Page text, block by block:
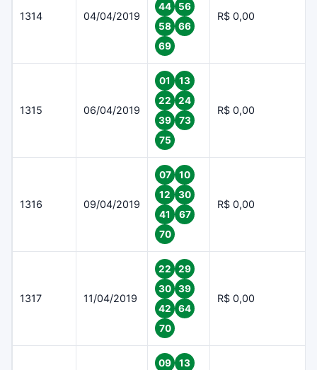
1314 04/04/2019
44
56
58
66
69
R$ 0,00
1315 06/04/2019
01
13
22
24
39
73
75
R$ 0,00
1316 09/04/2019
07
10
12
30
41
67
70
R$ 0,00
1317 11/04/2019
22
29
30
39
42
64
70
R$ 0,00
09
13